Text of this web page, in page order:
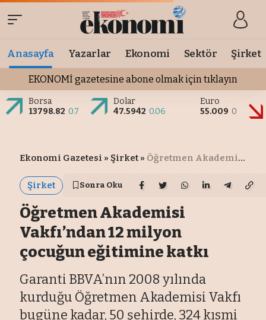
Anasayfa Yazarlar Ekonomi Sektör Şirket
EKONOMİ gazetesine abone olmak için tıklayın
Borsa
13798.82 0.7
Dolar
47.5942 0.06
Euro
55.009 0
Ekonomi Gazetesi » Şirket » Öğretmen Akademisi Vakfı’ndan 12 milyon çocuğun eğitimine katkı
Şirket Sonra Oku
Öğretmen Akademisi
Vakfı’ndan 12 milyon
çocuğun eğitimine katkı
Garanti BBVA’nın 2008 yılında
kurduğu Öğretmen Akademisi Vakfı
bugüne kadar, 50 şehirde, 324 kısmi